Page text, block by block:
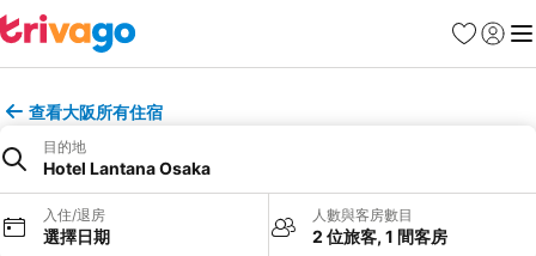
收藏夾
登入 選
查看大阪所有住宿
目的地
Hotel Lantana Osaka
入住/退房
選擇日期
人數與客房數目
2 位旅客, 1 間客房